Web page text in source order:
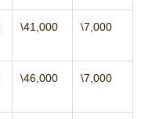
\41,000 \7,000
\46,000 \7,000